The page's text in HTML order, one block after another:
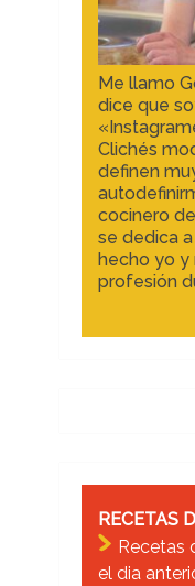
Me llamo
dice que
Clichés
definen
cocinero
se dedica
hecho yo
profesión
RECETAS
Recetas
el dia